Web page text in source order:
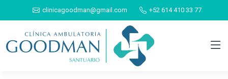
clinicagoodman@gmail.com +52 614 410 33 77